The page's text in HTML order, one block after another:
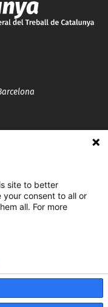
site to better
your consent to all or
all. For more